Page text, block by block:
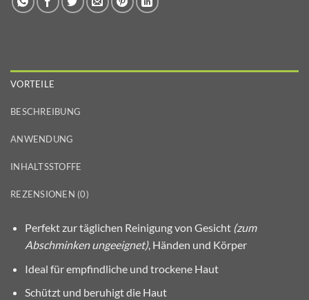
VORTEILE
BESCHREIBUNG
ANWENDUNG
INHALTSSTOFFE
REZENSIONEN (0)
Perfekt zur täglichen Reinigung von Gesicht (zum
Abschminken ungeeignet), Händen und Körper
Ideal für empfindliche und trockene Haut
Schützt und beruhigt die Haut